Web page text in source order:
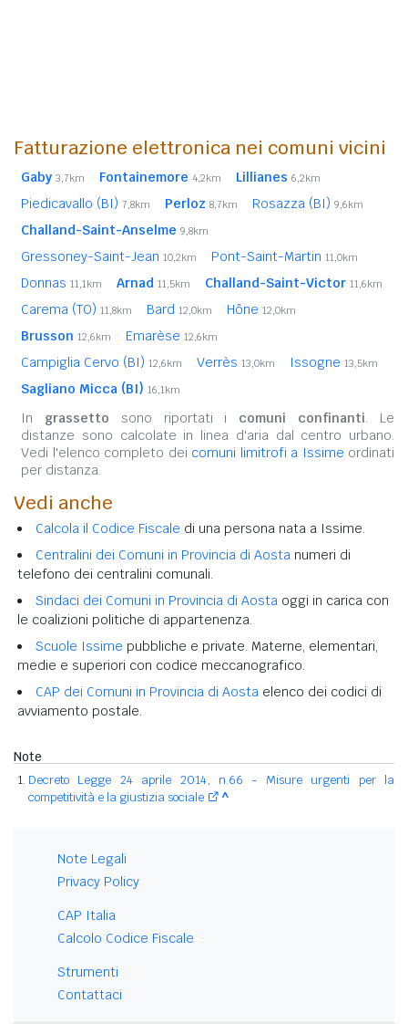
Fatturazione elettronica nei comuni vicini
Gaby 3,7km Fontainemore 4,2km Lillianes 6,2km
Piedicavallo (BI) 7,8km Perloz 8,7km Rosazza (BI) 9,6km
Challand-Saint-Anselme 9,8km
Gressoney-Saint-Jean 10,2km Pont-Saint-Martin 11,0km
Donnas 11,1km Arnad 11,5km Challand-Saint-Victor 11,6km
Carema (TO) 11,8km Bard 12,0km Hône 12,0km
Brusson 12,6km Emarèse 12,6km
Campiglia Cervo (BI) 12,6km Verrès 13,0km Issogne 13,5km
Sagliano Micca (BI) 16,1km
In grassetto sono riportati i comuni confinanti. Le
distanze sono calcolate in linea d'aria dal centro urbano.
Vedi l'elenco completo dei comuni limitrofi a Issime ordinati
per distanza.
Vedi anche
Calcola il Codice Fiscale di una persona nata a Issime.
Centralini dei Comuni in Provincia di Aosta numeri di
telefono dei centralini comunali.
Sindaci dei Comuni in Provincia di Aosta oggi in carica con
le coalizioni politiche di appartenenza.
Scuole Issime pubbliche e private. Materne, elementari,
medie e superiori con codice meccanografico.
CAP dei Comuni in Provincia di Aosta elenco dei codici di
avviamento postale.
Note
Decreto Legge 24 aprile 2014, n.66 - Misure urgenti per la
competitività e la giustizia sociale
^
Note Legali
Privacy Policy
CAP Italia
Calcolo Codice Fiscale
Strumenti
Contattaci